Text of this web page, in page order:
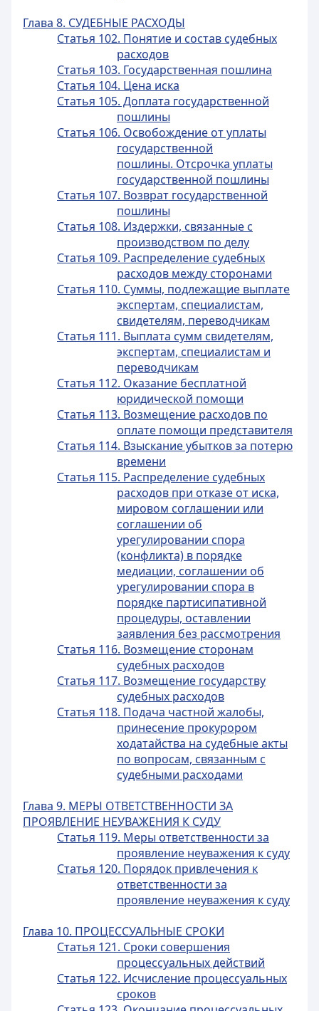
Глава 8. СУДЕБНЫЕ РАСХОДЫ
Статья 102. Понятие и состав судебных
расходов
Статья 103. Государственная пошлина
Статья 104. Цена иска
Статья 105. Доплата государственной
пошлины
Статья 106. Освобождение от уплаты
государственной
пошлины. Отсрочка уплаты
государственной пошлины
Статья 107. Возврат государственной
пошлины
Статья 108. Издержки, связанные с
производством по делу
Статья 109. Распределение судебных
расходов между сторонами
Статья 110. Суммы, подлежащие выплате
экспертам, специалистам,
свидетелям, переводчикам
Статья 111. Выплата сумм свидетелям,
экспертам, специалистам и
переводчикам
Статья 112. Оказание бесплатной
юридической помощи
Статья 113. Возмещение расходов по
оплате помощи представителя
Статья 114. Взыскание убытков за потерю
времени
Статья 115. Распределение судебных
расходов при отказе от иска,
мировом соглашении или
соглашении об
урегулировании спора
(конфликта) в порядке
медиации, соглашении об
урегулировании спора в
порядке партисипативной
процедуры, оставлении
заявления без рассмотрения
Статья 116. Возмещение сторонам
судебных расходов
Статья 117. Возмещение государству
судебных расходов
Статья 118. Подача частной жалобы,
принесение прокурором
ходатайства на судебные акты
по вопросам, связанным с
судебными расходами
Глава 9. МЕРЫ ОТВЕТСТВЕННОСТИ ЗА
ПРОЯВЛЕНИЕ НЕУВАЖЕНИЯ К СУДУ
Статья 119. Меры ответственности за
проявление неуважения к суду
Статья 120. Порядок привлечения к
ответственности за
проявление неуважения к суду
Глава 10. ПРОЦЕССУАЛЬНЫЕ СРОКИ
Статья 121. Сроки совершения
процессуальных действий
Статья 122. Исчисление процессуальных
сроков